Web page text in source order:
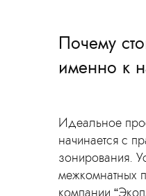
Оставьте заявку, чтобы
консультацию
Почему
именно к
Идеальное
начинается с
зонирования.
межкомнатных